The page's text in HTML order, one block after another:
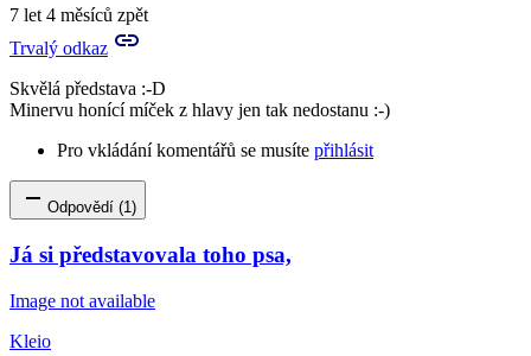
7 let 4 měsíců zpět
Trvalý odkaz
Skvělá představa :-D
Minervu honící míček z hlavy jen tak nedostanu :-)
Pro vkládání komentářů se musíte přihlásit
Odpovědí (1)
Já si představovala toho psa,
Image not available
Kleio